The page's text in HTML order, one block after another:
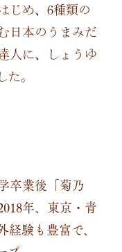
じめ、6種類の
日本のうまみだ
人に、しょうゆ
。
卒業後「菊乃
年、東京・青
験も豊富で、